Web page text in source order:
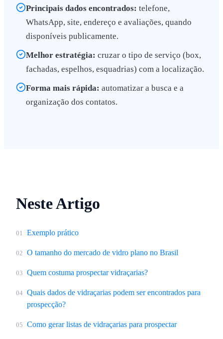
Principais dados encontrados: telefone,
WhatsApp, site, endereço e avaliações, quando
disponíveis publicamente.
Melhor estratégia: cruzar o tipo de serviço (box,
fachadas, espelhos, esquadrias) com a localização.
Forma mais rápida: automatizar a busca e a
organização dos contatos.
Neste Artigo
01 Exemplo prático
02 O tamanho do mercado de vidro plano no Brasil
03 Quem costuma prospectar vidraçarias?
04 Quais dados de vidraçarias podem ser encontrados para
prospecção?
05 Como gerar listas de vidraçarias para prospectar